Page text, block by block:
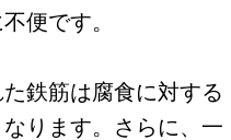
便です。
鉄筋は腐食に対する
ります。さらに、一